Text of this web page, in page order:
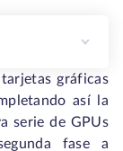
gráficas
así la
serie de GPUs
fase a